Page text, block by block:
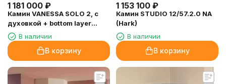
1 181 000 ₽
Камин VANESSA SOLO 2, c
духовкой + bottom layer
(NunnaUuni)
В наличии
В корзину
1 153 100 ₽
Камин STUDIO 12/57.2.0 NA
(Hark)
В наличии
В корзину